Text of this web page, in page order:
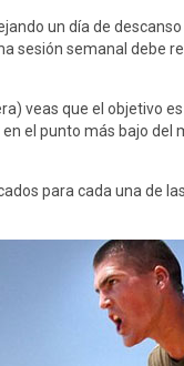
un día de
sesión semanal debe
veas que el objetivo
el punto más bajo
para cada una de